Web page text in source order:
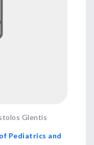
Glentis
Pediatrics and